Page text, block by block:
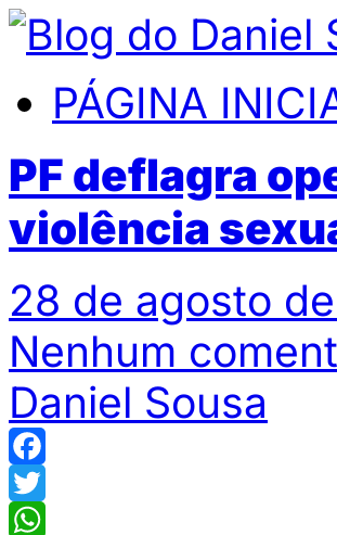
PÁGINA
PF deflagra
violência
28 de agosto
Nenhum
Daniel Sousa
Facebook
Twitter